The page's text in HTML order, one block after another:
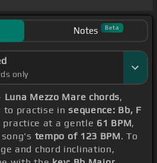
Notes Beta
only
Luna Mezzo Mare chords,
to practise insequence: Bb, F
practice at a gentle 61 BPM,
tempo of 123 BPM. To
and chord inclination,